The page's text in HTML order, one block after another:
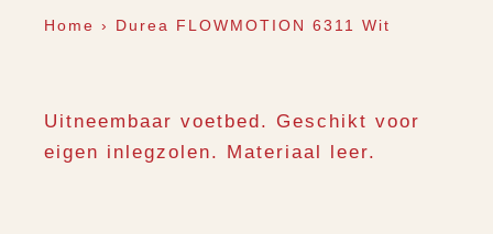
Home › Durea FLOWMOTION 6311 Wit
Uitneembaar voetbed. Geschikt voor
eigen inlegzolen. Materiaal leer.